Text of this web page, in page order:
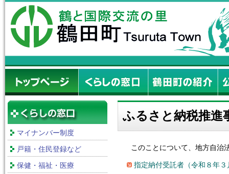
マイナンバー制度
戸籍・住民登録など
保健・福祉・医療
ふるさと納税推進
このことについて、地方自治
指定納付受託者（令和８年